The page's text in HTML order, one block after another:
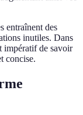
entraînent des
inutiles. Dans
impératif de savoir
concise.